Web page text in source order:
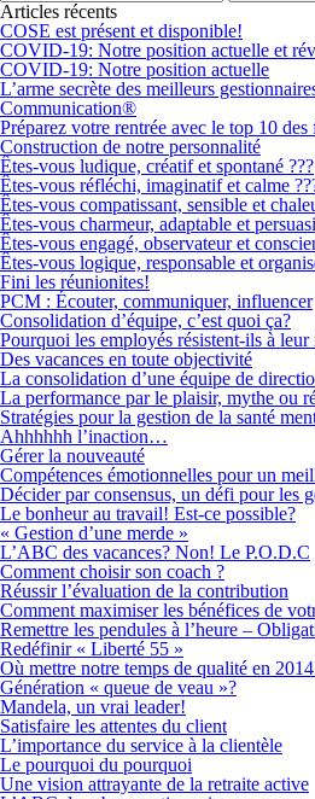
Articles récents
COSE est présent et disponible!
COVID-19: Notre position actuelle et
COVID-19: Notre position actuelle
L’arme secrète des meilleurs
Communication®
Préparez votre rentrée avec le top 10
Construction de notre personnalité
Êtes-vous ludique, créatif et spontané ???
Êtes-vous réfléchi, imaginatif et calme
Êtes-vous compatissant, sensible et
Êtes-vous charmeur, adaptable et
Êtes-vous engagé, observateur et
Êtes-vous logique, responsable et
Fini les réunionites!
PCM : Écouter, communiquer, influencer
Consolidation d’équipe, c’est quoi ça?
Pourquoi les employés résistent-ils à
Des vacances en toute objectivité
La consolidation d’une équipe de
La performance par le plaisir, mythe ou
Stratégies pour la gestion de la santé
Ahhhhhh l’inaction…
Gérer la nouveauté
Compétences émotionnelles pour un
Décider par consensus, un défi pour les
Le bonheur au travail! Est-ce possible?
« Gestion d’une merde »
L’ABC des vacances? Non! Le P.O.D.C
Comment choisir son coach ?
Réussir l’évaluation de la contribution
Comment maximiser les bénéfices de
Remettre les pendules à l’heure –
Redéfinir « Liberté 55 »
Où mettre notre temps de qualité en
Génération « queue de veau »?
Mandela, un vrai leader!
Satisfaire les attentes du client
L’importance du service à la clientèle
Le pourquoi du pourquoi
Une vision attrayante de la retraite active